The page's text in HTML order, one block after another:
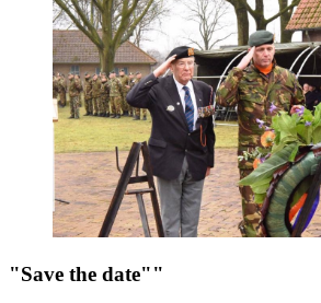
"Save the date""